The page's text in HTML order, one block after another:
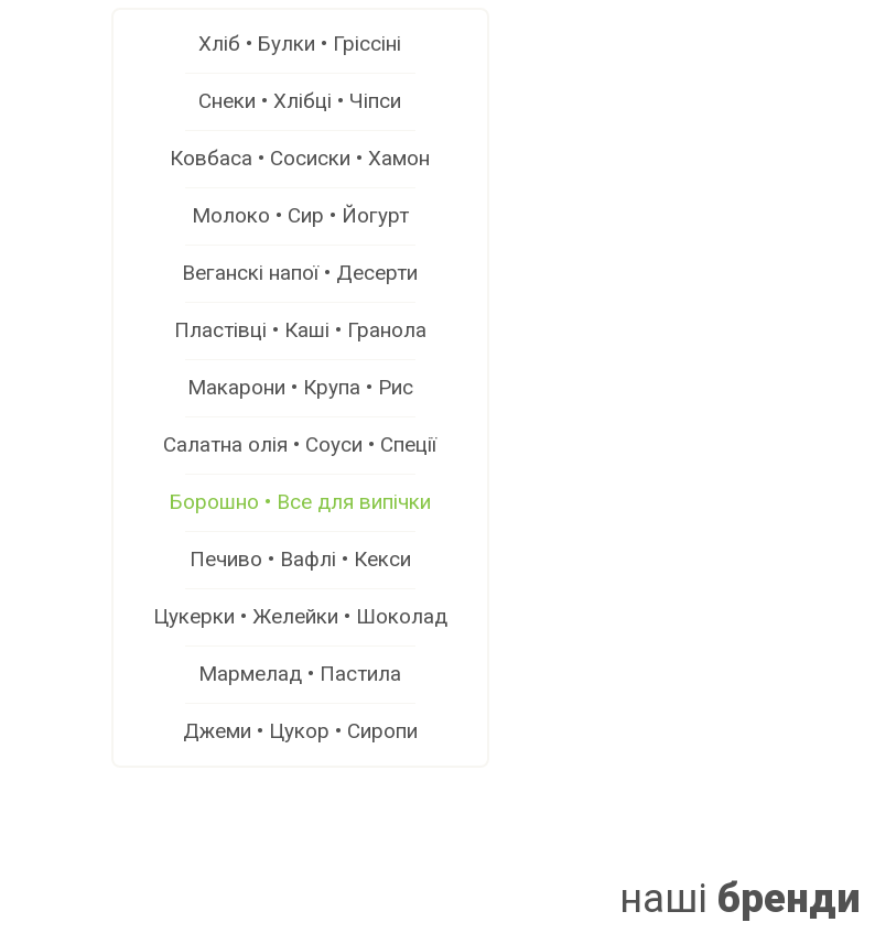
Хліб • Булки • Гріссіні
Снеки • Хлібці • Чіпси
Ковбаса • Сосиски • Хамон
Молоко • Сир • Йогурт
Веганскі напої • Десерти
Пластівці • Каші • Гранола
Макарони • Крупа • Рис
Салатна олія • Соуси • Спеції
Борошно • Все для випічки
Печиво • Вафлі • Кекси
Цукерки • Желейки • Шоколад
Мармелад • Пастила
Джеми • Цукор • Сиропи
наші бренди